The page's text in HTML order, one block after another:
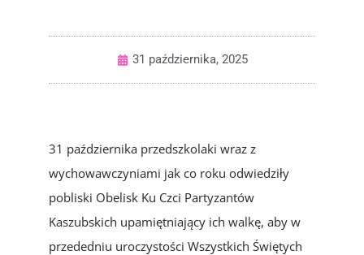
31 października, 2025
31 października przedszkolaki wraz z
wychowawczyniami jak co roku odwiedziły
pobliski Obelisk Ku Czci Partyzantów
Kaszubskich upamiętniający ich walkę, aby w
przededniu uroczystości Wszystkich Świętych